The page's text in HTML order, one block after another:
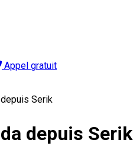
Appel gratuit
Serik
depuis Serik